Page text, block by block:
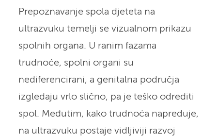
Prepoznavanje spola djeteta na
ultrazvuku temelji se vizualnom prikazu
spolnih organa. U ranim fazama
trudnoće, spolni organi su
nediferencirani, a genitalna područja
izgledaju vrlo slično, pa je teško odrediti
spol. Međutim, kako trudnoća napreduje,
na ultrazvuku postaje vidljiviji razvoj